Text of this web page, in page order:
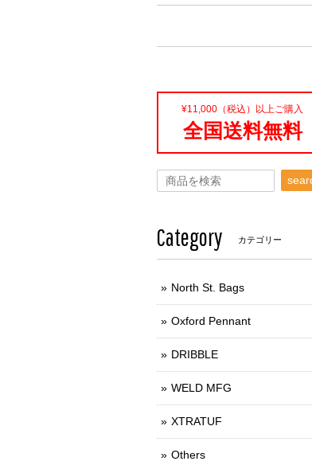
¥11,000（税込）以上ご購入
全国送料無料
Category カテゴリー
North St. Bags
Oxford Pennant
DRIBBLE
WELD MFG
XTRATUF
Others